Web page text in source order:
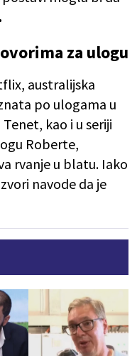
za ulogu
australijska
po ulogama u
kao i u seriji
Roberte,
rvanje u blatu. Iako
navode da je